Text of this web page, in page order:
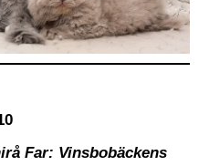
Far: Vinsbobäckens